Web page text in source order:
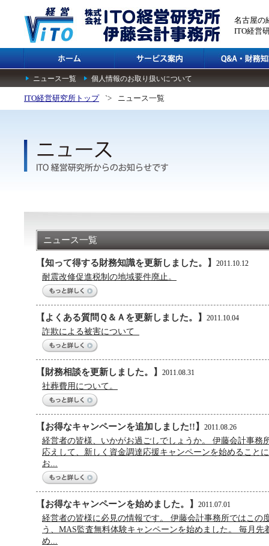
名古屋の
ITO経営
ニュース一覧 個人情報のお取り扱いについて
ITO経営研究所トップ `> ニュース一覧
ニュース一覧
【知って得する財務知識を更新しました。】 2011.10.12
耐震改修促進税制の地域要件廃止。
【よくある質問Ｑ＆Ａを更新しました。】 2011.10.04
詐欺による被害について
【財務相談を更新しました。】 2011.08.31
社葬費用について。
【お得なキャンペーンを追加しました!!】 2011.08.26
経営者の皆様、いかがお過ごしでしょうか。 伊藤会計事務
応えして、新しく資金調達応援キャンペーンを始めること
お...
【お得なキャンペーンを始めました。】 2011.07.01
経営者の皆様に必見の情報です。 伊藤会計事務所ではこの
う、MAS監査無料体験キャンペーンを始めました。 毎月
め...